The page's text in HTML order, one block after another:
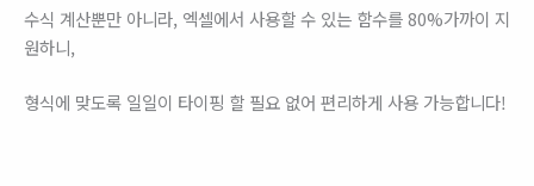
수식 계산뿐만 아니라, 엑셀에서 사용할 수 있는 함수를 80%가까이 지
원하니,
형식에 맞도록 일일이 타이핑 할 필요 없어 편리하게 사용 가능합니다!